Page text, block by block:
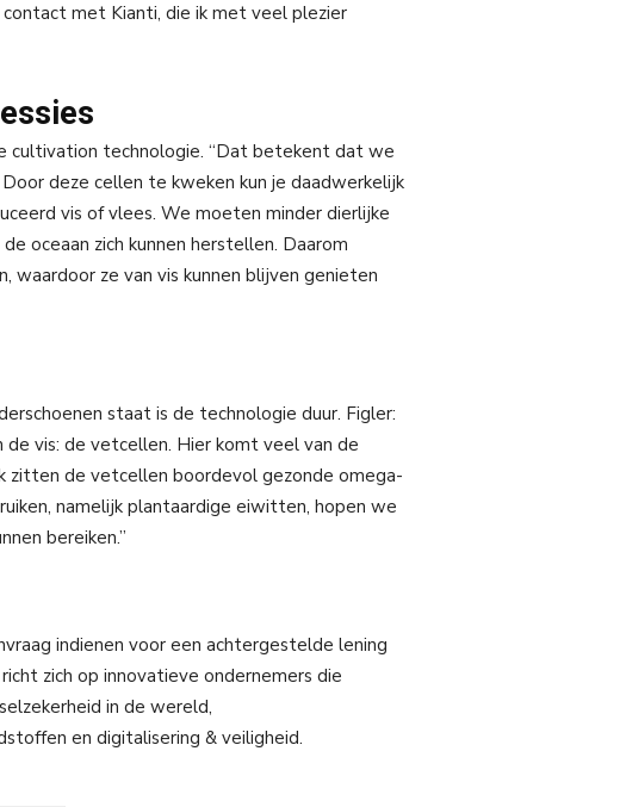
met Kianti, die ik met veel plezier
cultivation technologie. “Dat betekent dat we
deze cellen te kweken kun je daadwerkelijk
vis of vlees. We moeten minder dierlijke
oceaan zich kunnen herstellen. Daarom
ze van vis kunnen blijven genieten
staat is de technologie duur. Figler:
vis: de vetcellen. Hier komt veel van de
zitten de vetcellen boordevol gezonde omega-
namelijk plantaardige eiwitten, hopen we
bereiken.”
indienen voor een achtergestelde lening
zich op innovatieve ondernemers die
in de wereld,
en digitalisering & veiligheid.